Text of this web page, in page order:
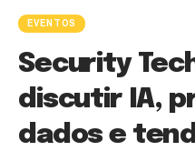
EVENTOS
Security
discutir IA,
dados e